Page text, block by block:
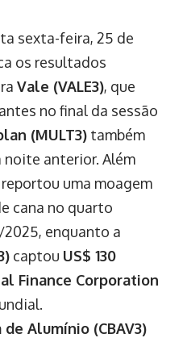
sexta-feira, 25 de
os resultados
Vale (VALE3), que
no final da sessão
(MULT3) também
noite anterior. Além
reportou uma moagem
cana no quarto
enquanto a
captou US$ 130
Finance Corporation
Alumínio (CBAV3)